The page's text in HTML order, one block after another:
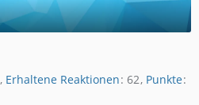
Erhaltene Reaktionen 62 Punkte